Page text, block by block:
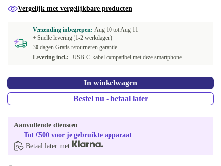
Vergelijk met vergelijkbare producten
Verzending inbegrepen: Aug 10 totAug 11
+ Snelle levering (1-2 werkdagen)
30 dagen Gratis retourneren garantie
Levering incl.:
USB-C-kabel compatibel met deze smartphone
In winkelwagen
Bestel nu - betaal later
Aanvullende diensten
Tot €500 voor je gebruikte apparaat
Betaal later met